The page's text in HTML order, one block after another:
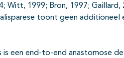
Witt, 1999; Bron, 1997;
toont geen
is een end-to-end anastomose